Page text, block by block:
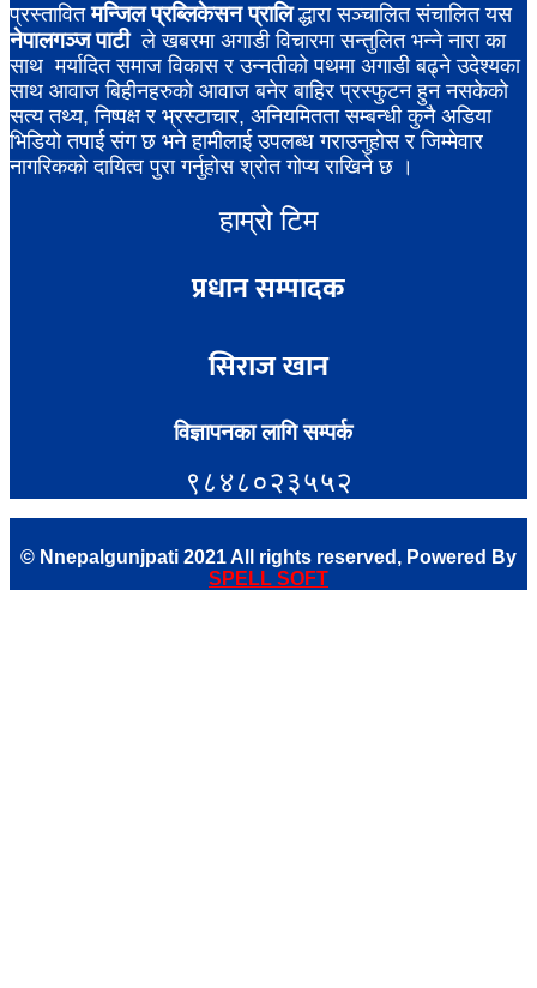
प्रस्तावितमन्जिल प्रब्लिकेसन प्रालिद्धारा सञ्चालित संचालित यस
नेपालगञ्ज पाटीले खबरमा अगाडी विचारमा सन्तुलित भन्ने नारा का
साथ मर्यादित समाज विकास र उन्नतीको पथमा अगाडी बढ्ने उदेश्यका
साथ आवाज बिहीनहरुको आवाज बनेर बाहिर प्रस्फुटन हुन नसकेको
सत्य तथ्य, निष्पक्ष र भ्रस्टाचार, अनियमितता सम्बन्धी कुनै अडिया
भिडियो तपाई संग छ भने हामीलाई उपलब्ध गराउनुहोस र जिम्मेवार
नागरिकको दायित्व पुरा गर्नुहोस श्रोत गोप्य राखिने छ ।
हाम्रो टिम
प्रधान सम्पादक
सिराज खान
विज्ञापनका लागि सम्पर्क
९८४८०२३५५२
© Nnepalgunjpati 2021 All rights reserved, Powered By
SPE LL SOFT